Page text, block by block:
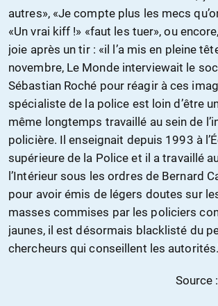
autres», «Je compte plus les mecs
«Un vrai kiff !» «faut les tuer», ou
joie après un tir : «il l’a mis en pleine
novembre, Le Monde interviewait le
Sébastian Roché pour réagir à ces
spécialiste de la police est loin d’être
même longtemps travaillé au sein de
policière. Il enseignait depuis 1993 à
supérieure de la Police et il a travaillé
l’Intérieur sous les ordres de Bernard
pour avoir émis de légers doutes sur
masses commises par les policiers
jaunes, il est désormais blacklisté du
chercheurs qui conseillent les
Source :